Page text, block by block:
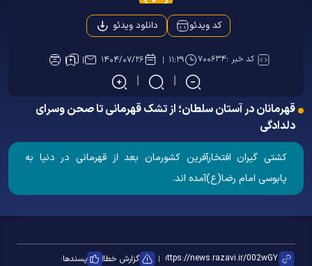
Play
Video
کد ویدئو دانلود ویدئو
کد خبر :۷۰۰۶۳۴ ۱۱:۲۹ ۱۴۰۴/۰۷/۲۶
قهرمانان در آستان سلطان؛ از تشک قهرمانی تا صحن وسرای
دلدادگی
کشتی گیران افتخارآفرین کشورمان بعد از قهرمانی در دنیا به
پابوسی امام رضا(ع)آمده اند.
گزارش خطا
پسندها: